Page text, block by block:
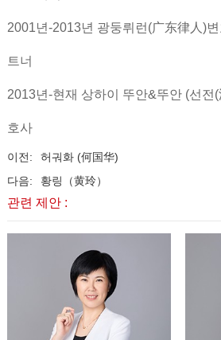
2001년-2013년 광둥뤼런(广东律人)
트너
2013년-현재 상하이 뚜안&뚜안 (선전
호사
이전:
허궈화 (何国华)
다음:
황링（黄玲）
관련 제안 :